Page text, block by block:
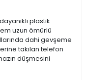
plastik
uzun ömürlü
dahi gevşeme
takılan telefon
düşmesini